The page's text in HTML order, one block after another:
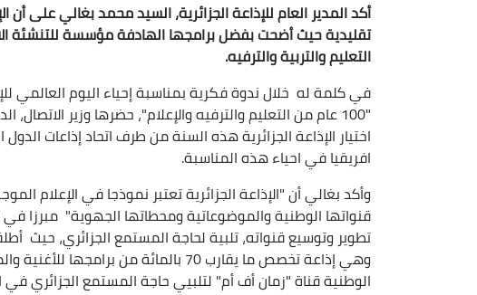
أكد المدير العام للإذاعة الجزائرية، السيد محمد بغالي على أن
تقليدية حيث أضحت بفضل برامجها الهادفة مؤسسة
التعليم والتربية والترفيه.
في كلمة له خلال ندوة فكرية بمناسبة إحياء اليوم العالمي
"100 عام من التعليم والترفيه والإعلام"، حضرها وزير
اختيار الإذاعة الجزائرية هذه السنة من طرف اتحاد إذاعات
افريقيا في احياء هذه المناسبة.
وأكد بغالي أن "الإذاعة الجزائرية تعتبر نموذجا في الإعلام
قنواتها الوطنية والموضوعاتية ومحطاتها الجهوية" مبرزا
تطوير وتوسيع قنواته، تلبية لحاجة المستمع الجزائري، حيث
وهي إذاعة تخصص ما يقارب 70 بالمائة من
الوطنية قناة "زمان أف أم" لتلبيي حاجة المستمع الجزائري